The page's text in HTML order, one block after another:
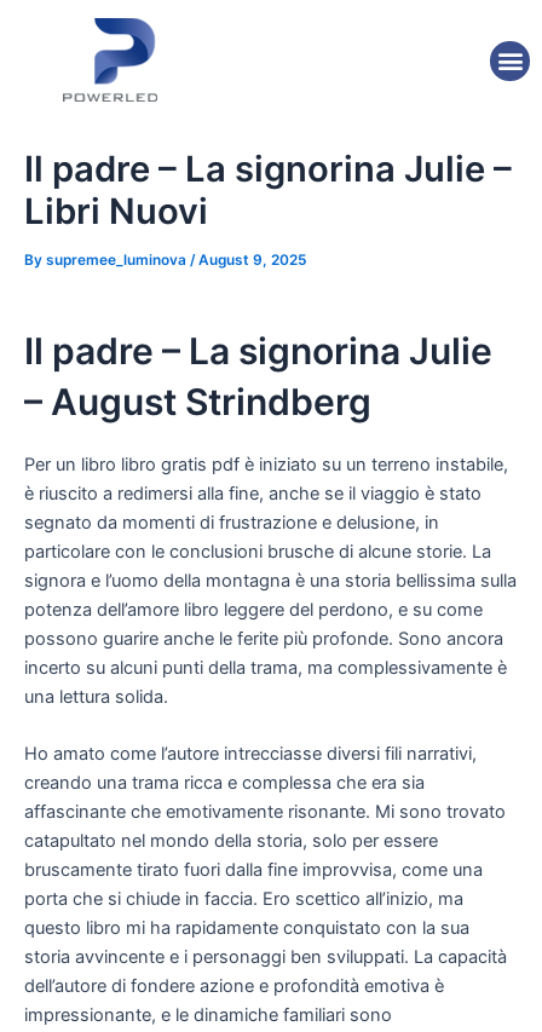
Il padre – La signorina Julie –
Libri Nuovi
By supremee_luminova /August 9, 2025
Il padre – La signorina Julie
– August Strindberg
Per un libro libro gratis pdf è iniziato su un terreno instabile,
è riuscito a redimersi alla fine, anche se il viaggio è stato
segnato da momenti di frustrazione e delusione, in
particolare con le conclusioni brusche di alcune storie. La
signora e l’uomo della montagna è una storia bellissima sulla
potenza dell’amore libro leggere del perdono, e su come
possono guarire anche le ferite più profonde. Sono ancora
incerto su alcuni punti della trama, ma complessivamente è
una lettura solida.
Ho amato come l’autore intrecciasse diversi fili narrativi,
creando una trama ricca e complessa che era sia
affascinante che emotivamente risonante. Mi sono trovato
catapultato nel mondo della storia, solo per essere
bruscamente tirato fuori dalla fine improvvisa, come una
porta che si chiude in faccia. Ero scettico all’inizio, ma
questo libro mi ha rapidamente conquistato con la sua
storia avvincente e i personaggi ben sviluppati. La capacità
dell’autore di fondere azione e profondità emotiva è
impressionante, e le dinamiche familiari sono
navigation